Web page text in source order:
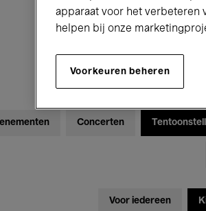
Concerten
Voor iedereen
apparaat voor het verbeteren
helpen bij onze
Voorkeuren beheren